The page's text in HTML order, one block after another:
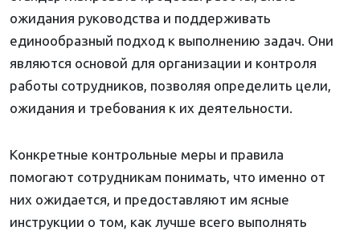
ожидания руководства и поддерживать
единообразный подход к выполнению задач. Они
являются основой для организации и контроля
работы сотрудников, позволяя определить цели,
ожидания и требования к их деятельности.
Конкретные контрольные меры и правила
помогают сотрудникам понимать, что именно от
них ожидается, и предоставляют им ясные
инструкции о том, как лучше всего выполнять